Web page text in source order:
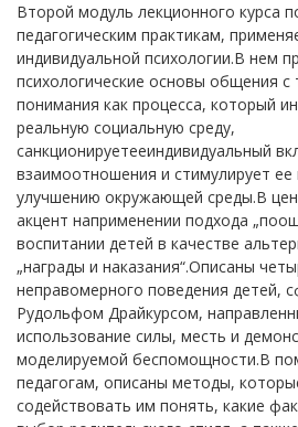
Второй модуль лекционного курса
педагогическим практикам,
индивидуальной психологии.В нем
психологические основы общения с
понимания как процесса, который
реальную социальную среду,
санкционируетееиндивидуальный
взаимоотношения и стимулирует
улучшению окружающей среды.В
акцент наприменении подхода
воспитании детей в качестве
„награды и наказания“.Описаны
неправомерного поведения детей,
Рудольфом Драйкурсом,
использование силы, месть и
моделируемой беспомощности.В
педагогам, описаны методы,
содействовать им понять, какие